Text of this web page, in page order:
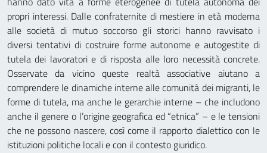
propri interessi. Dalle confraternite di mestiere in età moderna
alle società di mutuo soccorso gli storici hanno ravvisato i
diversi tentativi di costruire forme autonome e autogestite di
tutela dei lavoratori e di risposta alle loro necessità concrete.
Osservate da vicino queste realtà associative aiutano a
comprendere le dinamiche interne alle comunità dei migranti, le
forme di tutela, ma anche le gerarchie interne – che includono
anche il genere o l’origine geografica ed “etnica” – e le tensioni
che ne possono nascere, così come il rapporto dialettico con le
istituzioni politiche locali e con il contesto giuridico.